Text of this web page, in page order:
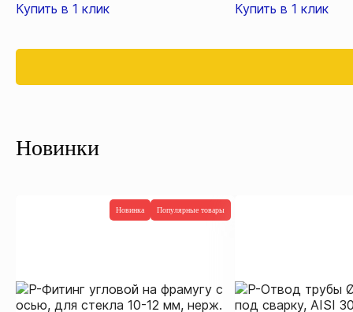
Купить в 1 клик Купить в 1 клик
Новинки
Новинка Популярные товары